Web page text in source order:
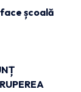
școală